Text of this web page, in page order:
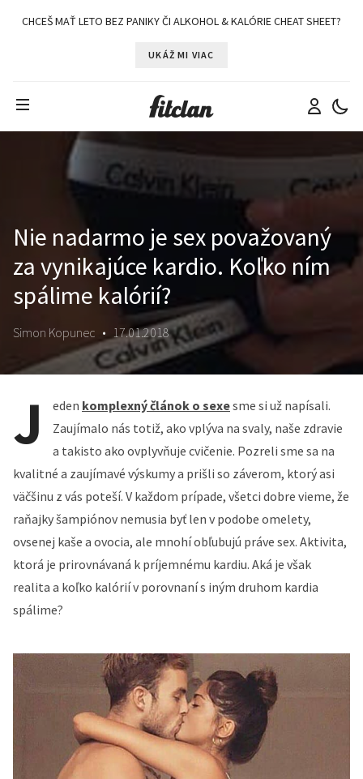
CHCEŠ MAŤ LETO BEZ PANIKY ČI ALKOHOL & KALÓRIE CHEAT SHEET?
UKÁŽ MI VIAC
Nie nadarmo je sex považovaný
za vynikajúce kardio. Koľko ním
spálime kalórií?
Simon Kopunec • 17.01.2018
J eden komplexný článok o sexesme si už napísali.
Zaujímalo nás totiž, ako vplýva na svaly, naše zdravie
a takisto ako ovplyvňuje cvičenie. Pozreli sme sa na
kvalitné a zaujímavé výskumy a prišli so záverom, ktorý asi
väčšinu z vás poteší. V každom prípade, všetci dobre vieme, že
raňajky šampiónov nemusia byť len v podobe omelety,
ovsenej kaše a ovocia, ale mnohí obľubujú práve sex. Aktivita,
ktorá je prirovnávaná k príjemnému kardiu. Aká je však
realita a koľko kalórií v porovnaní s iným druhom kardia
spálime?